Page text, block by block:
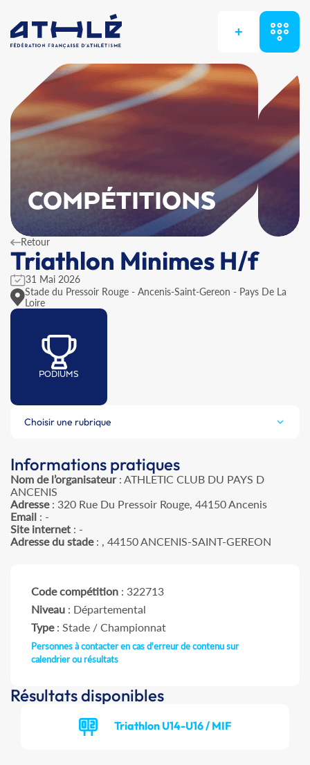
+
COMPÉTITIONS
Retour
Triathlon Minimes H/f
31 Mai 2026
Stade du Pressoir Rouge - Ancenis-Saint-Gereon - Pays De La
Loire
PODIUMS
Choisir une rubrique
Informations pratiques
Nom de l’organisateur: ATHLETIC CLUB DU PAYS D
ANCENIS
Adresse: 320 Rue Du Pressoir Rouge, 44150 Ancenis
Email : -
Site internet : -
Adresse du stade: , 44150 ANCENIS-SAINT-GEREON
Code compétition : 322713
Niveau : Départemental
Type: Stade / Championnat
Personnes à contacter en cas d'erreur de contenu sur
calendrier ou résultats
Résultats disponibles
Triathlon U14-U16 / MIF